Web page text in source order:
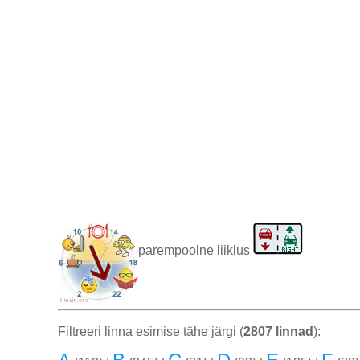
parempoolne liiklus
Filtreeri linna esimise tähe järgi (2807 linnad):